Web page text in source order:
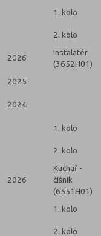
1. kolo
2. kolo
2026
Instalatér
(3652H01)
2025
2024
1. kolo
2. kolo
2026
Kuchař -
číšník
(6551H01)
1. kolo
2. kolo